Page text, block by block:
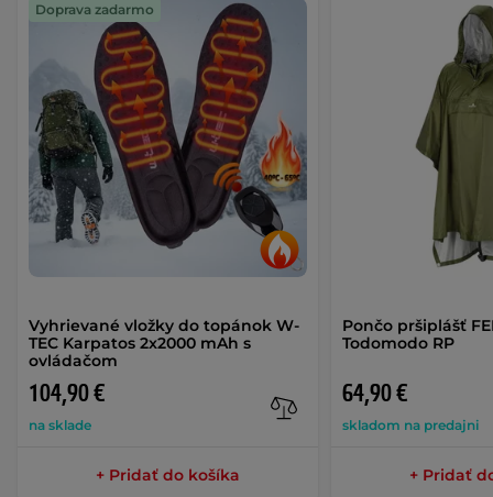
Vyhrievané vložky do topánok W-
TEC Karpatos 2x2000 mAh s
ovládačom
104,90 €
na sklade
Doprava zadarmo
+ Pridať do košíka
Pončo pršiplášť
Todomodo RP
64,90 €
skladom na predajni
+ Pridať